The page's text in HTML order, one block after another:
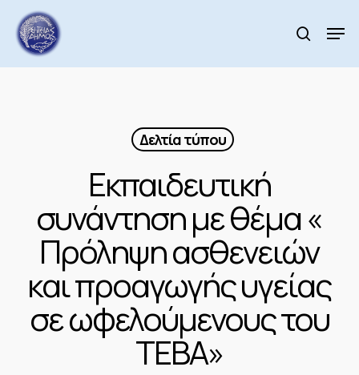
main
content
search
Δελτία τύπου
Εκπαιδευτική
συνάντηση με θέμα «
Πρόληψη ασθενειών
και προαγωγής υγείας
σε ωφελούμενους του
ΤΕΒΑ»
Menu